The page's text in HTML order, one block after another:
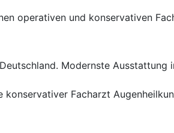
operativen und konservativen
Modernste Ausstattung
Facharzt